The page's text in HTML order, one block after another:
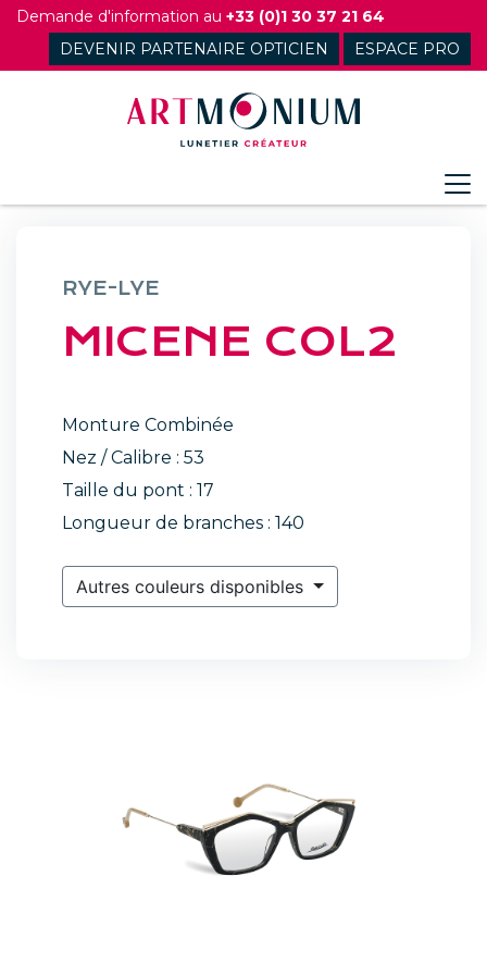
Skip
content
Demande d'information au +33 (0)1 30 37 21 64
DEVENIR PARTENAIRE OPTICIEN
ESPACE PRO
RYE-LYE
MICENE COL2
Monture Combinée
Nez / Calibre : 53
Taille du pont : 17
Longueur de branches : 140
Autres couleurs disponibles